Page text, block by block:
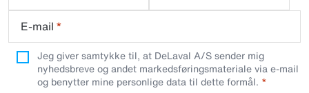
E-mail *
Jeg giver samtykke til, at DeLaval A/S sender mig
nyhedsbreve og andet markedsføringsmateriale via e-mail
og benytter mine personlige data til dette formål.